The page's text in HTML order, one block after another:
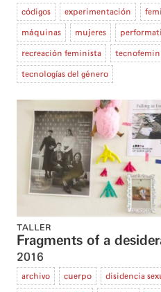
códigos experimentación
máquinas mujeres
recreación feminista
tecnologías del género
TALLER
Fragments of a
2016
archivo cuerpo disidencia